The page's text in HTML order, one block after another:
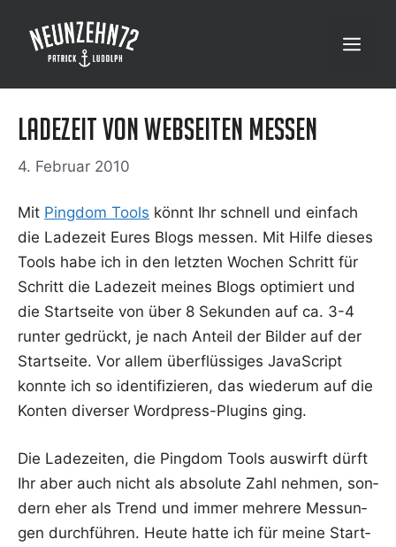
Inhalt
springen
Menü
Ladezeit von Webseiten messen
4. Februar 2010
Mit Ping­dom Tools könnt Ihr schnell und ein­fach
die Lade­zeit Eures Blogs mes­sen. Mit Hil­fe die­ses
Tools habe ich in den letz­ten Wochen Schritt für
Schritt die Lade­zeit mei­nes Blogs opti­miert und
die Start­sei­te von über 8 Sekun­den auf ca. 3-4
run­ter gedrückt, je nach Anteil der Bil­der auf der
Start­sei­te. Vor allem über­flüs­si­ges Java­Script
konn­te ich so iden­ti­fi­zie­ren, das wie­der­um auf die
Kon­ten diver­ser Word­press-Plug­ins ging.
Die Lade­zei­ten, die Ping­dom Tools aus­wirft dürft
Ihr aber auch nicht als abso­lu­te Zahl neh­men, son­
dern eher als Trend und immer meh­re­re Mes­sun­
gen durch­füh­ren. Heu­te hat­te ich für mei­ne Start­